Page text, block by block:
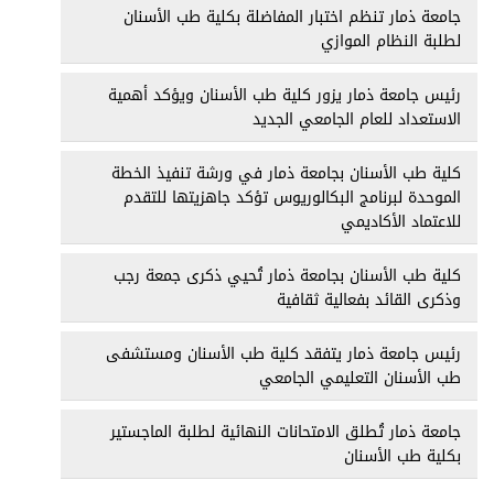
جامعة ذمار تنظم اختبار المفاضلة بكلية طب الأسنان
لطلبة النظام الموازي
رئيس جامعة ذمار يزور كلية طب الأسنان ويؤكد أهمية
الاستعداد للعام الجامعي الجديد
كلية طب الأسنان بجامعة ذمار في ورشة تنفيذ الخطة
الموحدة لبرنامج البكالوريوس تؤكد جاهزيتها للتقدم
للاعتماد الأكاديمي
كلية طب الأسنان بجامعة ذمار تُحيي ذكرى جمعة رجب
وذكرى القائد بفعالية ثقافية
رئيس جامعة ذمار يتفقد كلية طب الأسنان ومستشفى
طب الأسنان التعليمي الجامعي
جامعة ذمار تُطلق الامتحانات النهائية لطلبة الماجستير
بكلية طب الأسنان